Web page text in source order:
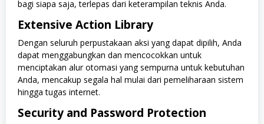
bagi siapa saja, terlepas dari keterampilan teknis Anda.
Extensive Action Library
Dengan seluruh perpustakaan aksi yang dapat dipilih, Anda
dapat menggabungkan dan mencocokkan untuk
menciptakan alur otomasi yang sempurna untuk kebutuhan
Anda, mencakup segala hal mulai dari pemeliharaan sistem
hingga tugas internet.
Security and Password Protection